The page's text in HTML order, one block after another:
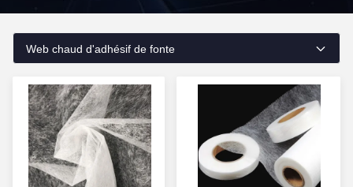
Web chaud d'adhésif de fonte